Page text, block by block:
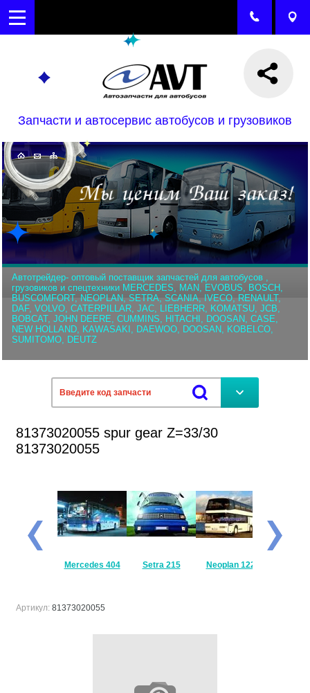
Запчасти и автосервис автобусов и грузовиков
Автотрейдер- оптовый поставщик запчастей для автобусов ,
грузовиков и спецтехники MERCEDES, MAN, EVOBUS, BOSCH,
BUSCOMFORT, NEOPLAN, SETRA, SCANIA, IVECO, RENAULT,
DAF, VOLVO, CATERPILLAR, JAC, LIEBHERR, KOMATSU, JCB,
BOBCAT, JOHN DEERE, CUMMINS, HITACHI, DOOSAN, CASE,
NEW HOLLAND, KAWASAKI, DAEWOO, DOOSAN, KOBELCO,
SUMITOMO, DEUTZ
81373020055 spur gear Z=33/30
81373020055
Mercedes 404 Setra 215 Neoplan 122
Артикул: 81373020055